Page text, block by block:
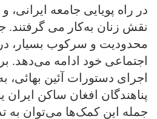
در راه پویایی جامعه
نقش زنان به‌کار می گرفتند.
محدودیت و سرکوب بسیار،
اجتماعی خود ادامه می‌دهد.
اجرای دستورات آئین بهائی،
پناهندگان افغان ساکن ایران
جمله این کمک‌ها می‌توان به